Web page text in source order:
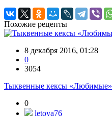
Похожие рецепты
8 декабря 2016, 01:28
0
3054
Тыквенные кексы «Любимые»
0
letoya76